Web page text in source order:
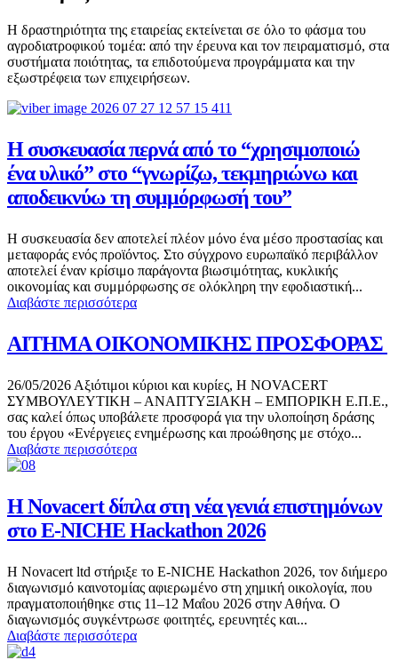
Η δραστηριότητα της εταιρείας εκτείνεται σε όλο το φάσμα του
αγροδιατροφικού τομέα: από την έρευνα και τον πειραματισμό, στα
συστήματα ποιότητας, τα επιδοτούμενα προγράμματα και την
εξωστρέφεια των επιχειρήσεων.
Η συσκευασία περνά από το “χρησιμοποιώ
ένα υλικό” στο “γνωρίζω, τεκμηριώνω και
αποδεικνύω τη συμμόρφωσή του”
Η συσκευασία δεν αποτελεί πλέον μόνο ένα μέσο προστασίας και
μεταφοράς ενός προϊόντος. Στο σύγχρονο ευρωπαϊκό περιβάλλον
αποτελεί έναν κρίσιμο παράγοντα βιωσιμότητας, κυκλικής
οικονομίας και συμμόρφωσης σε ολόκληρη την εφοδιαστική...
Διαβάστε περισσότερα
ΑΙΤΗΜΑ ΟΙΚΟΝΟΜΙΚΗΣ ΠΡΟΣΦΟΡΑΣ
26/05/2026 Αξιότιμοι κύριοι και κυρίες, Η NOVACERT
ΣΥΜΒΟΥΛΕΥΤΙΚΗ – ΑΝΑΠΤΥΞΙΑΚΗ – ΕΜΠΟΡΙΚΗ Ε.Π.Ε.,
σας καλεί όπως υποβάλετε προσφορά για την υλοποίηση δράσης
του έργου «Ενέργειες ενημέρωσης και προώθησης με στόχο...
Διαβάστε περισσότερα
Η Novacert δίπλα στη νέα γενιά επιστημόνων
στο E-NICHE Hackathon 2026
Η Novacert ltd στήριξε το E-NICHE Hackathon 2026, τον διήμερο
διαγωνισμό καινοτομίας αφιερωμένο στη χημική οικολογία, που
πραγματοποιήθηκε στις 11–12 Μαΐου 2026 στην Αθήνα. Ο
διαγωνισμός συγκέντρωσε φοιτητές, ερευνητές και...
Διαβάστε περισσότερα